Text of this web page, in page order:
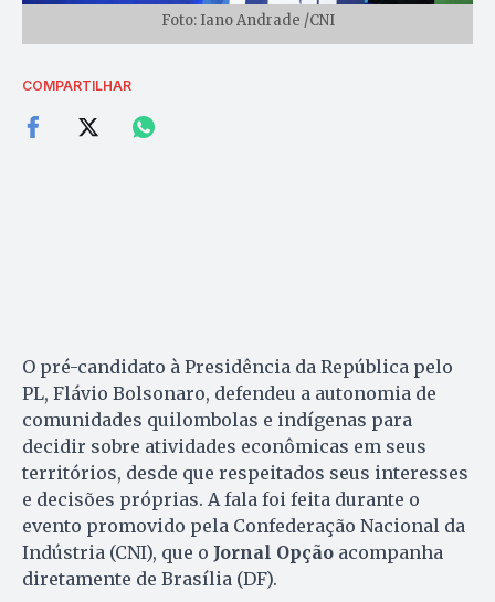
Foto: Iano Andrade /CNI
COMPARTILHAR
O pré-candidato à Presidência da República pelo
PL, Flávio Bolsonaro, defendeu a autonomia de
comunidades quilombolas e indígenas para
decidir sobre atividades econômicas em seus
territórios, desde que respeitados seus interesses
e decisões próprias. A fala foi feita durante o
evento promovido pela Confederação Nacional da
Indústria (CNI), que o Jornal Opção acompanha
diretamente de Brasília (DF).